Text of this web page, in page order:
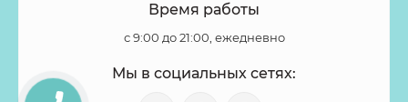
Время работы
с 9:00 до 21:00, ежедневно
Мы в социальных сетях: